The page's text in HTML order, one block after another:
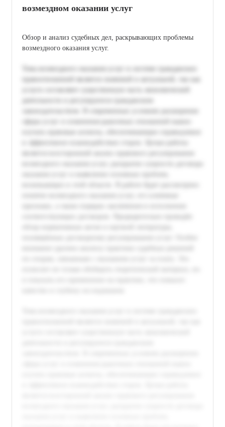
возмездном оказании услуг
Обзор и анализ судебных дел, раскрывающих проблемы
возмездного оказания услуг.